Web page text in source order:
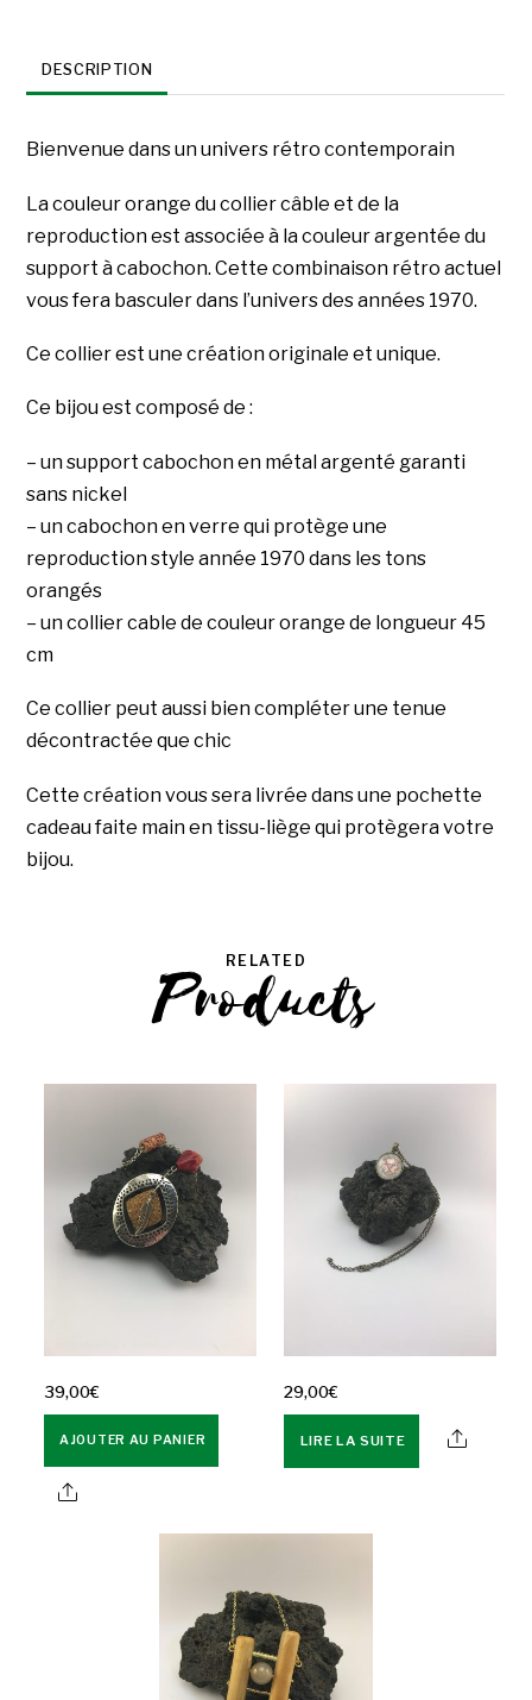
1970
orangé"
DESCRIPTION
Bienvenue dans un univers rétro contemporain
La couleur orange du collier câble et de la
reproduction est associée à la couleur argentée du
support à cabochon. Cette combinaison rétro actuel
vous fera basculer dans l’univers des années 1970.
Ce collier est une création originale et unique.
Ce bijou est composé de :
– un support cabochon en métal argenté garanti
sans nickel
– un cabochon en verre qui protège une
reproduction style année 1970 dans les tons
orangés
– un collier cable de couleur orange de longueur 45
cm
Ce collier peut aussi bien compléter une tenue
décontractée que chic
Cette création vous sera livrée dans une pochette
cadeau faite main en tissu-liège qui protègera votre
bijou.
RELATED
Products
39,00€
AJOUTER AU PANIER
29,00€
LIRE LA SUITE